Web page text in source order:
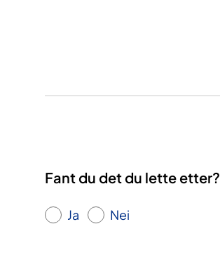
Fant du det du lette etter?
Ja Nei